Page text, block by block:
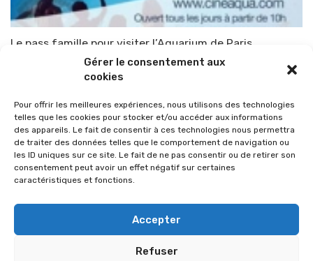
Gérer le consentement aux
cookies
Pour offrir les meilleures expériences, nous utilisons des technologies
telles que les cookies pour stocker et/ou accéder aux informations
des appareils. Le fait de consentir à ces technologies nous permettra
de traiter des données telles que le comportement de navigation ou
les ID uniques sur ce site. Le fait de ne pas consentir ou de retirer son
consentement peut avoir un effet négatif sur certaines
caractéristiques et fonctions.
Accepter
Refuser
Le pass famille pour visiter l’Aquarium de Paris
TOP-PARENTS 2 juillet 2010